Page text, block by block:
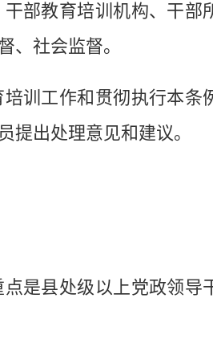
教育培训机构、干部
、社会监督。
训工作和贯彻执行本条
提出处理意见和建议。
县处级以上党政领导